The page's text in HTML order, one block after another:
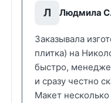
Л Людмила
Заказывала
плитка) на
быстро,
и сразу честно
Макет